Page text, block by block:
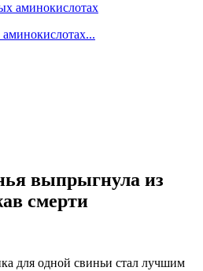
выпрыгнула из
смерти
для одной свиньи стал лучшим